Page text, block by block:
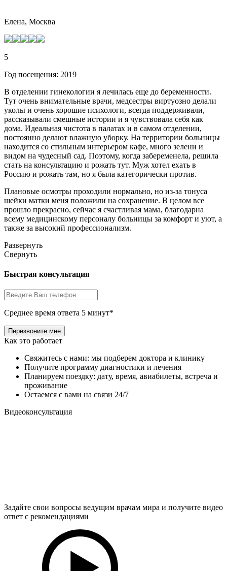
Елена, Москва
5
Год посещения: 2019
В отделении гинекологии я лечилась еще до беременности.
Тут очень внимательные врачи, медсестры виртуозно делали
уколы и очень хорошие психологи, всегда поддерживали,
рассказывали смешные истории и я чувствовала себя как
дома. Идеальная чистота в палатах и в самом отделении,
постоянно делают влажную уборку. На территории больницы
находится со стильным интерьером кафе, много зелени и
видом на чудесный сад. Поэтому, когда забеременела, решила
стать на консультацию и рожать тут. Муж хотел ехать в
Россию и рожать там, но я была категорически против.
Плановые осмотры проходили нормально, но из-за тонуса
шейки матки меня положили на сохранение. В целом все
прошло прекрасно, сейчас я счастливая мама, благодарна
всему медицинскому персоналу больницы за комфорт и уют, а
также за высокий профессионализм.
Развернуть
Свернуть
Быстрая консультация
Среднее время ответа 5 минут*
Как это работает
Свяжитесь с нами: мы подберем доктора и клинику
Получите программу диагностики и лечения
Планируем поездку: дату, время, авиабилеты, встреча и
проживание
Остаемся с вами на связи 24/7
Видеоконсультация
Задайте свои вопросы ведущим врачам мира и получите видео
ответ с рекомендациями